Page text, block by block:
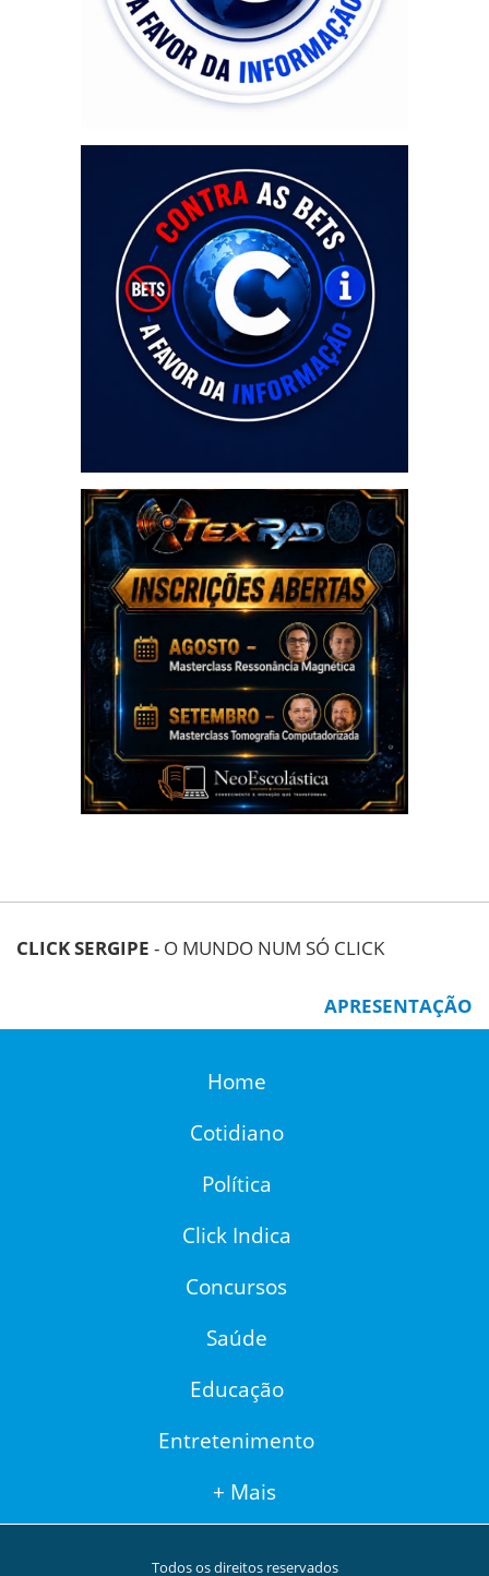
CLICK SERGIPE - O MUNDO NUM SÓ CLICK
APRESENTAÇÃO
Home
Cotidiano
Política
Click Indica
Concursos
Saúde
Educação
Entretenimento
+ Mais
Todos os direitos reservados